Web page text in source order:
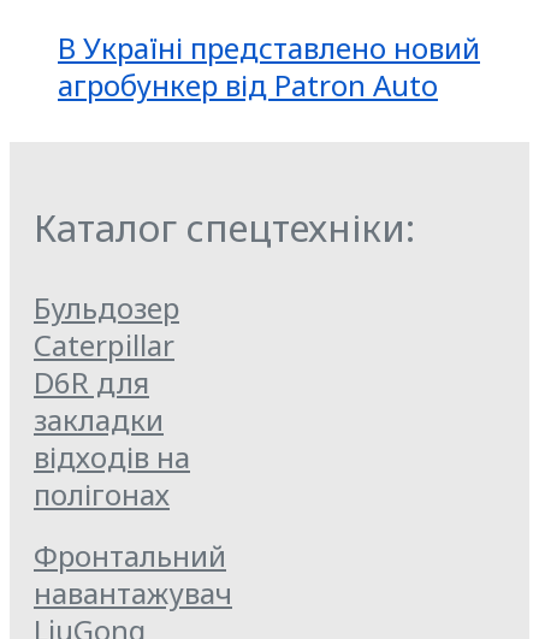
В Україні представлено новий
агробункер від Patron Auto
Каталог спецтехніки:
Бульдозер
Caterpillar
D6R для
закладки
відходів на
полігонах
Фронтальний
навантажувач
LiuGong